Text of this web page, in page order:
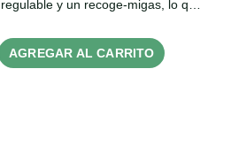
regulable y un recoge-migas, lo q…
AGREGAR AL CARRITO